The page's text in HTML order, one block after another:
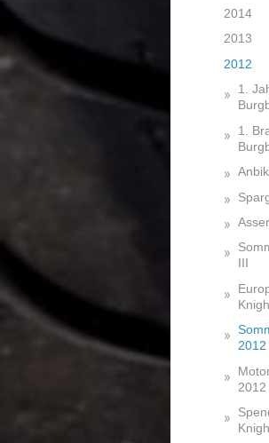
2014
2013
2012
1.
1.
III
2012
2012